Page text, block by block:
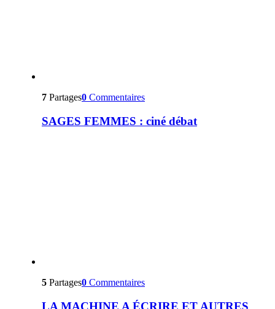
7 Partages0 Commentaires
SAGES FEMMES : ciné débat
5 Partages0 Commentaires
LA MACHINE A ÉCRIRE ET AUTRES